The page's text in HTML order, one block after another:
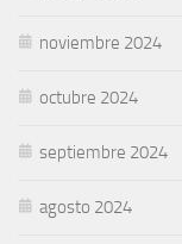
noviembre 2024
octubre 2024
septiembre 2024
agosto 2024